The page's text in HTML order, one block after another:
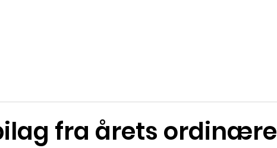
fra årets ordinære